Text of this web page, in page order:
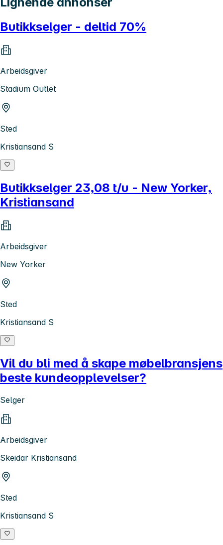
Butikkselger - deltid 70%
Arbeidsgiver
Stadium Outlet
Sted
Kristiansand S
Butikkselger 23,08 t/u - New Yorker,
Kristiansand
Arbeidsgiver
New Yorker
Sted
Kristiansand S
Vil du bli med å skape møbelbransjens
beste kundeopplevelser?
Selger
Arbeidsgiver
Skeidar Kristiansand
Sted
Kristiansand S